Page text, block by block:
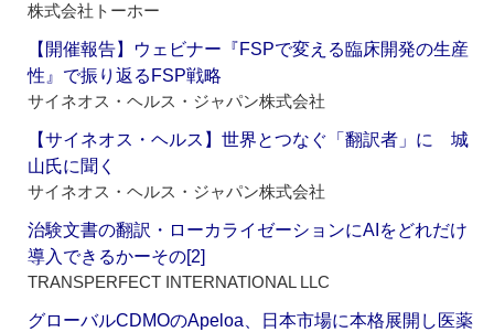
株式会社トーホー
【開催報告】ウェビナー『FSPで変える臨床開発の生産
性』で振り返るFSP戦略
サイネオス・ヘルス・ジャパン株式会社
【サイネオス・ヘルス】世界とつなぐ「翻訳者」に 城
山氏に聞く
サイネオス・ヘルス・ジャパン株式会社
治験文書の翻訳・ローカライゼーションにAIをどれだけ
導入できるかーその[2]
TRANSPERFECT INTERNATIONAL LLC
グローバルCDMOのApeloa、日本市場に本格展開し医薬